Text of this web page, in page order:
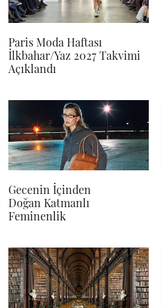
Paris Moda Haftası
İlkbahar/Yaz 2027 Takvimi
Açıklandı
Gecenin İçinden
Doğan Katmanlı
Feminenlik